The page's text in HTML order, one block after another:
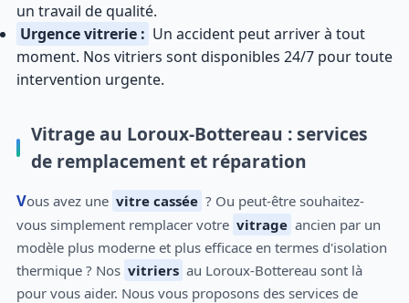
un travail de qualité.
Urgence vitrerie : Un accident peut arriver à tout
moment. Nos vitriers sont disponibles 24/7 pour toute
intervention urgente.
Vitrage au Loroux-Bottereau : services
de remplacement et réparation
Vous avez une vitre cassée ? Ou peut-être souhaitez-
vous simplement remplacer votre vitrage ancien par un
modèle plus moderne et plus efficace en termes d'isolation
thermique ? Nos vitriers au Loroux-Bottereau sont là
pour vous aider. Nous vous proposons des services de